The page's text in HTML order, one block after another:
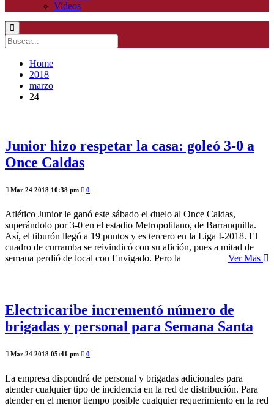
Videos
Home
2018
marzo
24
Junior hizo respetar la casa: goleó 3-0 a
Once Caldas
Mar 24 2018 10:38 pm 0
Atlético Junior le ganó este sábado el duelo al Once Caldas,
superándolo por 3-0 en el estadio Metropolitano, de Barranquilla.
Así, el tiburón llegó a 19 puntos y es tercero en la Liga I-2018. El
cuadro de curramba se reivindicó con su afición, pues a mitad de
semana perdió de local con Envigado. Pero la
Ver Mas
Electricaribe incrementó número de
brigadas y personal para Semana Santa
Mar 24 2018 05:41 pm 0
La empresa dispondrá de personal y brigadas adicionales para
atender cualquier tipo de incidencia en la red de distribución. Para
atender en el menor tiempo posible cualquier requerimiento en la red